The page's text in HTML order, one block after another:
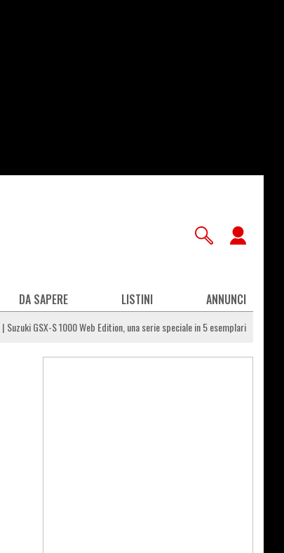
DA SAPERE LISTINI ANNUNCI
Suzuki GSX-S 1000 Web Edition, una serie speciale in 5 esemplari